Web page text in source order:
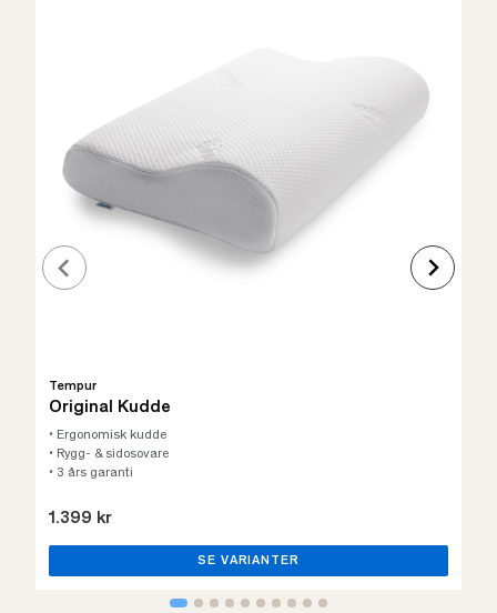
Tempur
Original Kudde
• Ergonomisk kudde
• Rygg- & sidosovare
• 3 års garanti
1.399 kr
SE VARIANTER